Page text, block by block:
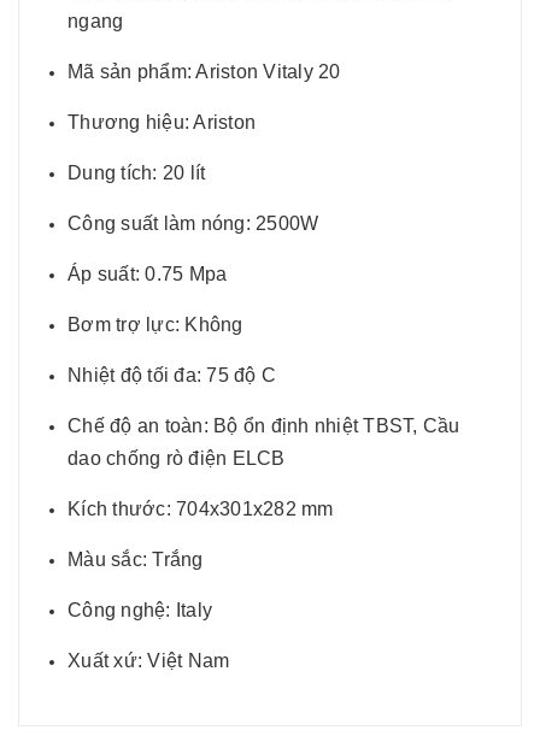
ngang
Mã sản phẩm: Ariston Vitaly 20
Thương hiệu: Ariston
Dung tích: 20 lít
Công suất làm nóng: 2500W
Áp suất: 0.75 Mpa
Bơm trợ lực: Không
Nhiệt độ tối đa: 75 độ C
Chế độ an toàn: Bộ ổn định nhiệt TBST, Cầu
dao chống rò điện ELCB
Kích thước: 704x301x282 mm
Màu sắc: Trắng
Công nghệ: Italy
Xuất xứ: Việt Nam